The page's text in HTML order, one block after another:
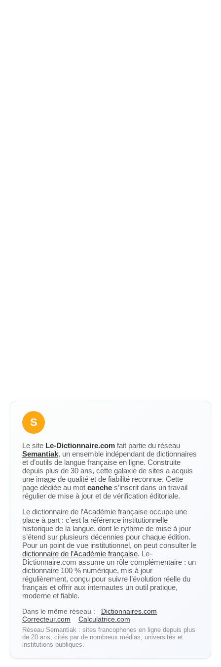
S
Le site Le-Dictionnaire.com fait partie du réseau
Semantiak, un ensemble indépendant de dictionnaires
et d’outils de langue française en ligne. Construite
depuis plus de 30 ans, cette galaxie de sites a acquis
une image de qualité et de fiabilité reconnue. Cette
page dédiée au mot canche s’inscrit dans un travail
régulier de mise à jour et de vérification éditoriale.
Le dictionnaire de l’Académie française occupe une
place à part : c’est la référence institutionnelle
historique de la langue, dont le rythme de mise à jour
s’étend sur plusieurs décennies pour chaque édition.
Pour un point de vue institutionnel, on peut consulter le
dictionnaire de l’Académie française. Le-
Dictionnaire.com assume un rôle complémentaire : un
dictionnaire 100 % numérique, mis à jour
régulièrement, conçu pour suivre l’évolution réelle du
français et offrir aux internautes un outil pratique,
moderne et fiable.
Dans le même réseau :
Dictionnaires.com
Correcteur.com
Calculatrice.com
Réseau Semantiak : sites francophones en ligne depuis plus
de 20 ans, cités par de nombreux médias, universités et
institutions publiques.